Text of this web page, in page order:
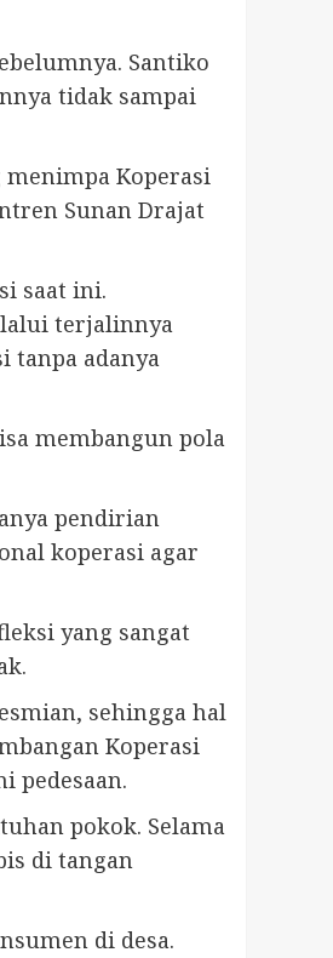
Santiko
tidak sampai
Koperasi
Sunan Drajat
saat ini.
terjalinnya
tanpa adanya
membangun pola
pendirian
koperasi agar
yang sangat
sehingga hal
Koperasi
pedesaan.
pokok. Selama
di tangan
di desa.